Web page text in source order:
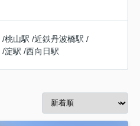
/桃山駅 /近鉄丹波橋駅 /
/淀駅 /西向日駅